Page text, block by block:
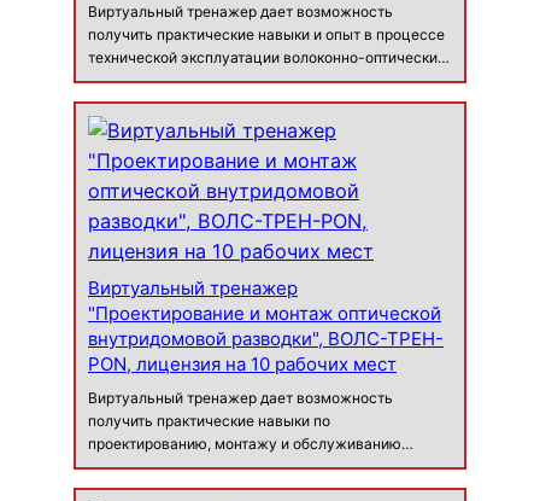
Виртуальный тренажер дает возможность
получить практические навыки и опыт в процессе
технической эксплуатации волоконно-оптических
линий связи (ВОЛС). В виртуальном тренажере
предусмотрен поэтапный многоуровневый режим.
Обучение кабельщика-спайщика методам …
Виртуальный тренажер
"Проектирование и монтаж оптической
внутридомовой разводки", ВОЛС-ТРЕН-
PON, лицензия на 10 рабочих мест
Виртуальный тренажер дает возможность
получить практические навыки по
проектированию, монтажу и обслуживанию
внутри зданий и сооружений распределительных и
абонентских участков ВОЛС, построенных по